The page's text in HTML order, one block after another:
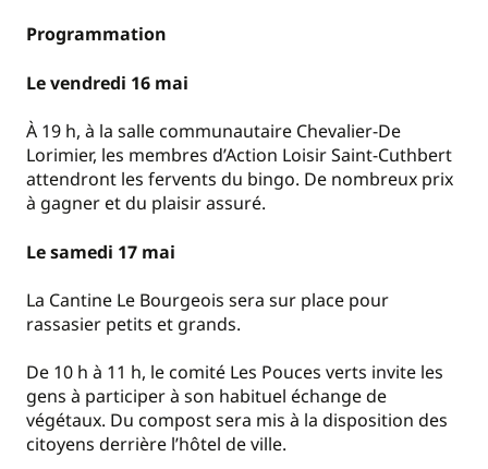
Programmation
Le vendredi 16 mai
À 19 h, à la salle communautaire Chevalier-De
Lorimier, les membres d’Action Loisir Saint-Cuthbert
attendront les fervents du bingo. De nombreux prix
à gagner et du plaisir assuré.
Le samedi 17 mai
La Cantine Le Bourgeois sera sur place pour
rassasier petits et grands.
De 10 h à 11 h, le comité Les Pouces verts invite les
gens à participer à son habituel échange de
végétaux. Du compost sera mis à la disposition des
citoyens derrière l’hôtel de ville.